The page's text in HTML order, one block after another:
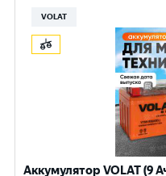
VOLAT
Аккумулятор VOLAT (9